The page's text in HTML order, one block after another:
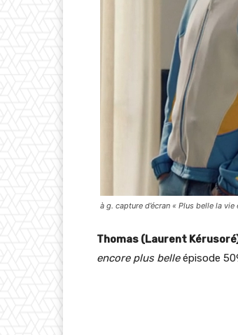
à g. capture d’écran « Plus belle la
Thomas (Laurent
encore plus belleépisode